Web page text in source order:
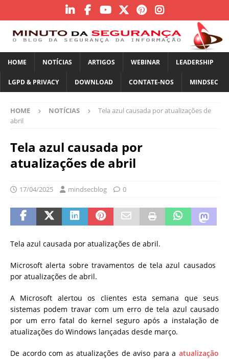
HOME NOTÍCIAS ARTIGOS WEBINAR LEADERSHIP
LGPD & PRIVACY DOWNLOAD CONTATE-NOS MINDSEC
HOME NOTÍCIAS
Tela azul causada ​​por atualizações de
abril
Tela azul causada ​​por
atualizações de abril
17/04/2025 mindsecblog 0
Tela azul causada ​​por atualizações de abril.
Microsoft alerta sobre travamentos de tela azul causados ​​
por atualizações de abril.
A Microsoft alertou os clientes esta semana que seus
sistemas podem travar com um erro de tela azul causado
por um erro fatal do kernel seguro após a instalação de
atualizações do Windows lançadas desde março.
De acordo com as atualizações de aviso para a atualização